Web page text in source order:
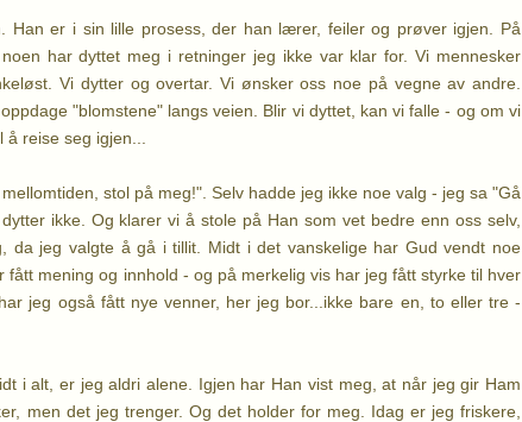
Han er i sin lille prosess, der han lærer, feiler og prøver igjen. På
har dyttet meg i retninger jeg ikke var klar for. Vi mennesker
Vi dytter og overtar. Vi ønsker oss noe på vegne av andre.
"blomstene" langs veien. Blir vi dyttet, kan vi falle - og om vi
reise seg igjen...
stol på meg!". Selv hadde jeg ikke noe valg - jeg sa "Gå
ikke. Og klarer vi å stole på Han som vet bedre enn oss selv,
da jeg valgte å gå i tillit. Midt i det vanskelige har Gud vendt noe
mening og innhold - og på merkelig vis har jeg fått styrke til hver
jeg også fått nye venner, her jeg bor...ikke bare en, to eller tre -
i alt, er jeg aldri alene. Igjen har Han vist meg, at når jeg gir Ham
men det jeg trenger. Og det holder for meg. Idag er jeg friskere,